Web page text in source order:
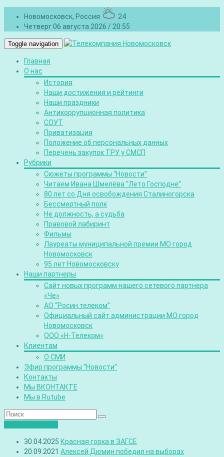
Новомосковск, Россия
24
Четверг 06 августа 2026 / 20:55
Toggle navigation
Главная
О нас
История
Наши достижения и рейтинги
Наши праздники
Антикоррупционная политика
СОУТ
Приватизация
Положение об персональных данных
Перечень закупок ТРУ у СМСП
Рубрики
Сюжеты программы “Новости”
Читаем Ивана Шмелёва “Лето Господне”
80 лет со Дня освобождения Сталиногорска
Бессмертный полк
Не должность, а судьба
Правовой лабиринт
Фильмы
Лауреаты муниципальной премии МО город
Новомосковск
95 лет Новомосковску
Наши партнеры
Сайт новых программ нашего сетевого партнера
«Че»
АО “Росин.телеком”
Официальный сайт администрации МО город
Новомосковск
ООО «Н-Телеком»
Клиентам
О СМИ
Эфир программы “Новости”
Контакты
Мы ВКОНТАКТЕ
Мы в Rutube
30.04.2025 Красная горка в ЗАГСЕ
20.09.2021 Алексей Дюмин победил на выборах